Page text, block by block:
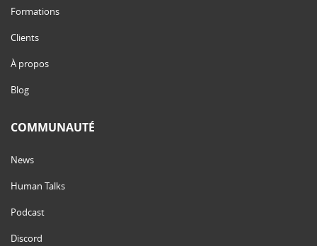
Formations
Clients
À propos
Blog
COMMUNAUTÉ
News
Human Talks
Podcast
Discord